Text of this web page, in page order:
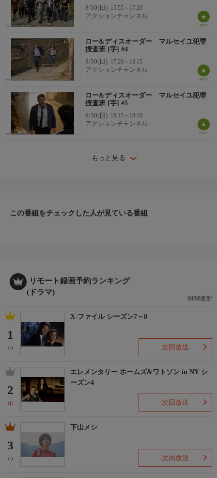
8/30(日) 15:55～17:20
アクションチャンネル
ロー&ディスオーダー マルセイユ犯罪
捜査班 [字] #4
8/30(日) 17:20～18:15
アクションチャンネル
ロー&ディスオーダー マルセイユ犯罪
捜査班 [字] #5
8/30(日) 18:15～19:10
アクションチャンネル
もっと見る
この番組をチェックした人が見ている番組
リモート録画予約ランキング
(ドラマ)
08/06更新
1
(-)
X-ファイル シーズン7～8
次回放送
2
(1)
エレメンタリー ホームズ&ワトソン in NY シ
ーズン4
次回放送
3
(-)
下山メシ
次回放送